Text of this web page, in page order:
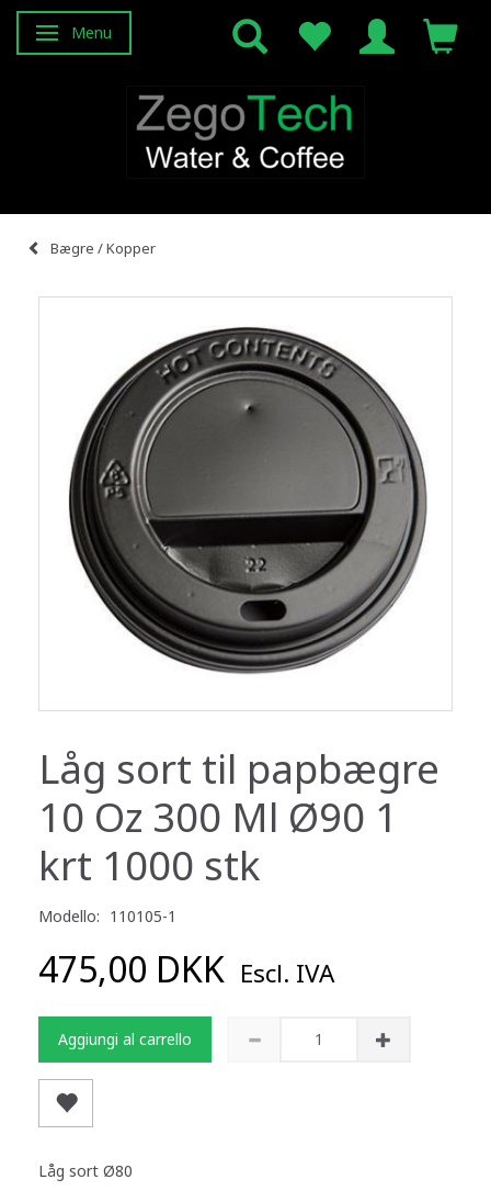
Attiva/disattiva navigazione
Menu
Bægre / Kopper
Låg sort til papbægre
10 Oz 300 Ml Ø90 1
krt 1000 stk
Modello: 110105-1
475,00 DKK Escl. IVA
Aggiungi al carrello
Låg sort Ø80